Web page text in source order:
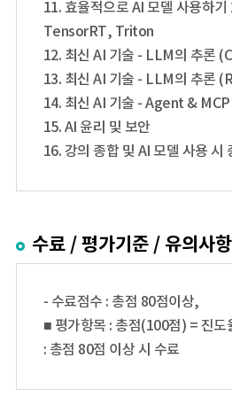
11. 효율적으로 AI 모델 사용하
TensorRT, Triton
12. 최신 AI 기술 - LLM의 추론
13. 최신 AI 기술 - LLM의 추론
14. 최신 AI 기술 - Agent & MCP
15. AI 윤리 및 보안
16. 강의 종합 및 AI 모델 사용 시
수료 / 평가기준 / 유의사항
- 수료점수 : 총점 80점이상,
■ 평가항목 : 총점(100점) = 진
: 총점 80점 이상 시 수료